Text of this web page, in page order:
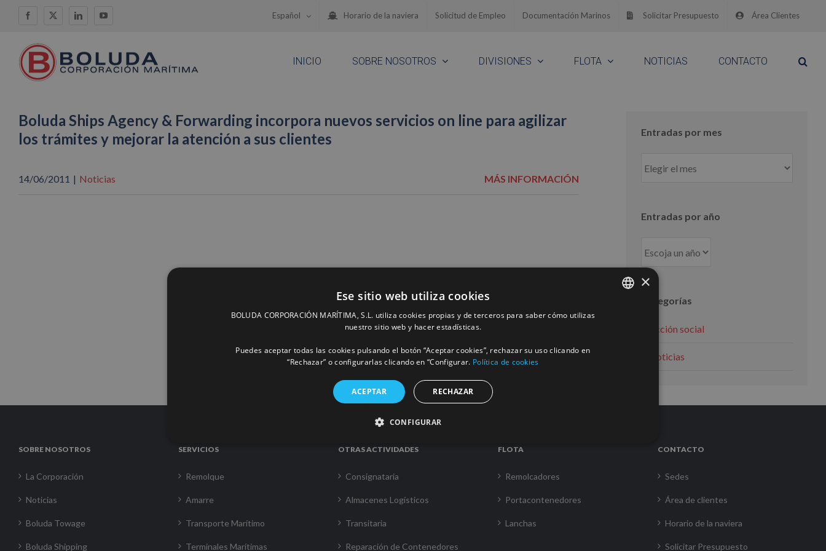
Facebook
X LinkedInYouTube Español Horario de la naviera Solicitud de Empleo Documentación Marinos Solicitar Presupuesto Área Clientes
INICIO SOBRE NOSOTROS DIVISIONES FLOTA NOTICIAS CONTACTO
Boluda Ships Agency & Forwarding incorpora nuevos servicios on line para agilizar
los trámites y mejorar la atención a sus clientes
14/06/2011 | Noticias MÁS INFORMACIÓN
Entradas por mes
por
Entradas por año
Categorías
Acción social
Noticias
SOBRE NOSOTROS
La Corporación
Noticias
Boluda Towage
Boluda Shipping
SERVICIOS
Remolque
Amarre
Transporte Marítimo
Terminales Marítimas
OTRAS ACTIVIDADES
Consignataria
Almacenes Logísticos
Transitaria
Reparación de Contenedores
FLOTA
Remolcadores
Portacontenedores
Lanchas
CONTACTO
Sedes
Área de clientes
Horario de la naviera
Solicitar Presupuesto
×
Ese sitio web utiliza cookies
BOLUDA CORPORACIÓN MARÍTIMA, S.L. utiliza cookies propias y de terceros para saber cómo utilizas
nuestro sitio web y hacer estadísticas.
Puedes aceptar todas las cookies pulsando el botón “Aceptar cookies”, rechazar su uso clicando en
“Rechazar” o configurarlas clicando en “Configurar. Política de cookies
ACEPTAR RECHAZAR
CONFIGURAR